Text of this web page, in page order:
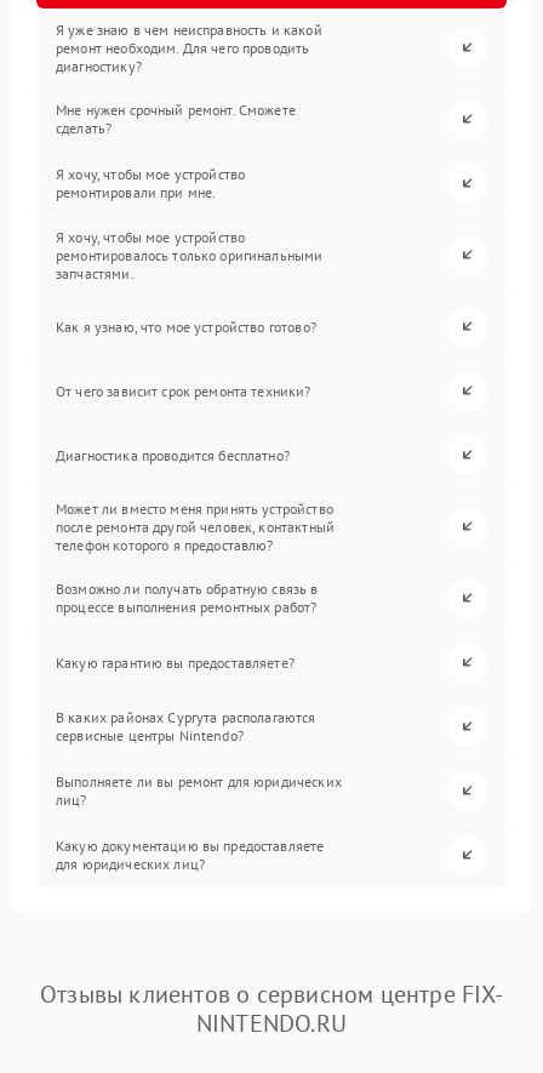
Я уже знаю в чем неисправность и какой
ремонт необходим. Для чего проводить
диагностику?
Мне нужен срочный ремонт. Сможете
сделать?
Я хочу, чтобы мое устройство
ремонтировали при мне.
Я хочу, чтобы мое устройство
ремонтировалось только оригинальными
запчастями.
Как я узнаю, что мое устройство готово?
От чего зависит срок ремонта техники?
Диагностика проводится бесплатно?
Может ли вместо меня принять устройство
после ремонта другой человек, контактный
телефон которого я предоставлю?
Возможно ли получать обратную связь в
процессе выполнения ремонтных работ?
Какую гарантию вы предоставляете?
В каких районах Сургута располагаются
сервисные центры Nintendo?
Выполняете ли вы ремонт для юридических
лиц?
Какую документацию вы предоставляете
для юридических лиц?
Отзывы клиентов о сервисном центре FIX-
NINTENDO.RU